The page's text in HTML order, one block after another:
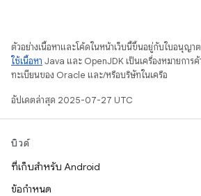
ตัวอย่างเนื้อหาและโค้ดในหน้าเว็บนี้ขึ้นอยู่กับใบอนุญา
ใช้เนื้อหา Java และ OpenJDK เป็นเครื่องหมายการค้
ทะเบียนของ Oracle และ/หรือบริษัทในเครือ
อัปเดตล่าสุด 2025-07-27 UTC
บิวด์
ที่เก็บสำหรับ Android
ข้อกำหนด